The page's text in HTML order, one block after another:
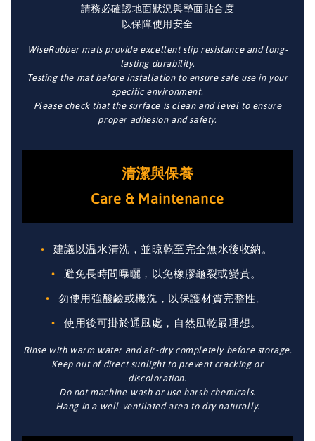
請務必確認地面狀況與墊面貼合度
以保障使用安全
WiseRubber mats provide excellent slip resistance and long-
lasting durability.
Testing the mat before installation to ensure safe use in your
specific environment.
Please check that the surface is clean and level to ensure
proper adhesion and safety.
清潔與保養
Care & Maintenance
建議以温水清洗，並晾乾至完全無水後收納。
避免長時間曝曬，以免橡膠龜裂或變黃。
勿使用強酸鹼或機洗，以保護材質完整性。
使用後可掛於通風處，自然風乾最理想。
Rinse with warm water and air-dry completely before storage.
Keep out of direct sunlight to prevent cracking or
discoloration.
Do not machine-wash or use harsh chemicals.
Hang in a well-ventilated area to dry naturally.